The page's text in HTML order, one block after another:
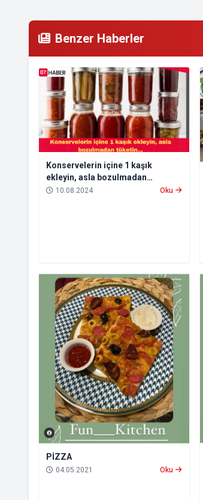
Benzer Haberler
Konservelerin içine 1 kaşık
ekleyin, asla bozulmadan
tüketin...
10.08.2024 Oku
PİZZA
04.05.2021 Oku